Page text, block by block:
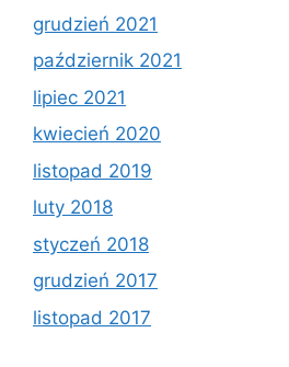
grudzień 2021
październik 2021
lipiec 2021
kwiecień 2020
listopad 2019
luty 2018
styczeń 2018
grudzień 2017
listopad 2017